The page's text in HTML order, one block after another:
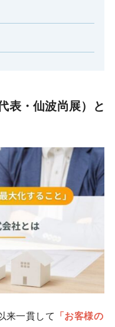
表・仙波尚展）と
来一貫して
「お客様の